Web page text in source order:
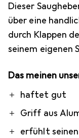
Dieser
über eine
durch Klappen
seinem eigenen
Das meinen
Prohaftet gut
Griff aus
erfühlt